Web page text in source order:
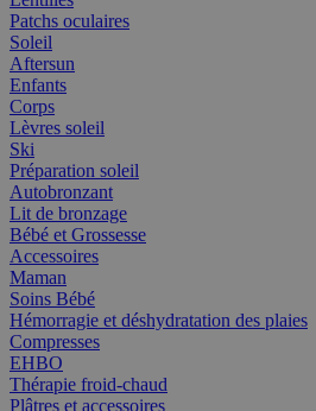
Patchs oculaires
Soleil
Aftersun
Enfants
Corps
Lèvres soleil
Ski
Préparation soleil
Autobronzant
Lit de bronzage
Bébé et Grossesse
Accessoires
Maman
Soins Bébé
Hémorragie et déshydratation des plaies
Compresses
EHBO
Thérapie froid-chaud
Plâtres et accessoires